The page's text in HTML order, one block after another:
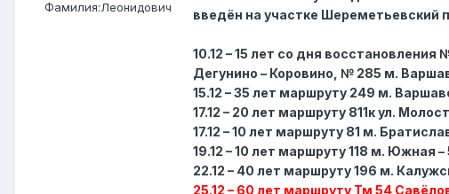
Фамилия:Леонидович
введён на участке Шереметьевский
10.12 – 15 лет со дня
Дегунино – Коровино, № 285 м.
15.12 – 35 лет маршруту 249 м.
17.12 – 20 лет маршруту 811к ул.
17.12 – 10 лет маршруту 81 м.
19.12 – 10 лет маршруту 118 м. Южная
22.12 – 40 лет маршруту 196 м.
25.12 – 60 лет маршруту Тм 54